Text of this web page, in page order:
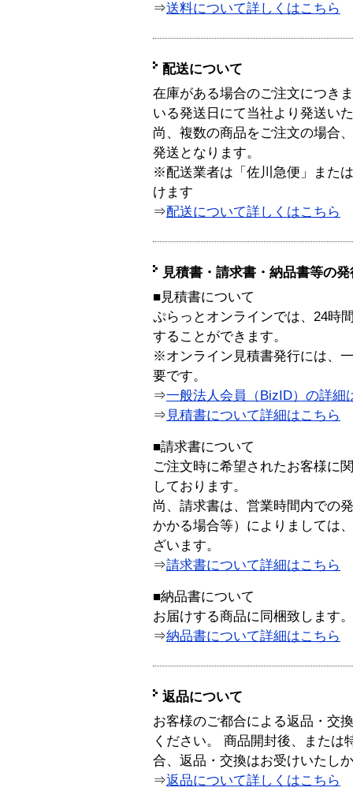
⇒送料について詳しくはこちら
配送について
在庫がある場合のご注文につき
いる発送日にて当社より発送い
尚、複数の商品をご注文の場合
発送となります。
※配送業者は「佐川急便」また
けます
⇒配送について詳しくはこちら
見積書・請求書・納品書等の
■見積書について
ぷらっとオンラインでは、24時
することができます。
※オンライン見積書発行には、
要です。
⇒一般法人会員（BizID）の詳細
⇒ 見積書について詳細はこちら
■請求書について
ご注文時に希望されたお客様に
しております。
尚、請求書は、営業時間内での
かかる場合等）によりましては
ざいます。
⇒請求書について詳細はこちら
■納品書について
お届けする商品に同梱致します。
⇒納品書について詳細はこちら
返品について
お客様のご都合による返品・交
ください。 商品開封後、または
合、返品・交換はお受けいたし
⇒返品について詳しくはこちら